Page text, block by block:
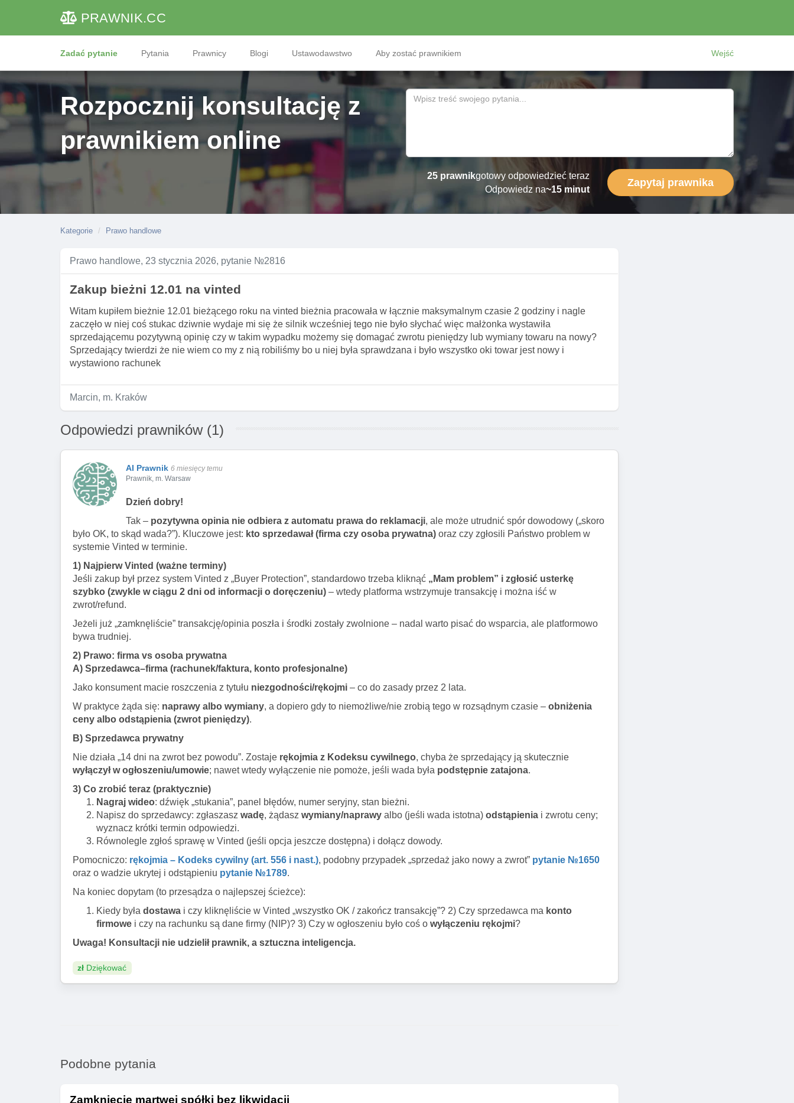
PRAWNIK.CC
Zadać pytanie Pytania Prawnicy Blogi Ustawodawstwo Aby zostać prawnikiem Wejść
Rozpocznij konsultację z
prawnikiem online
25 prawnikgotowy odpowiedzieć teraz
Odpowiedz na~15 minut
Zapytaj prawnika
Kategorie Prawo handlowe
Prawo handlowe, 23 stycznia 2026, pytanie №2816
Zakup bieżni 12.01 na vinted
Witam kupiłem bieżnie 12.01 bieżącego roku na vinted bieżnia pracowała w łącznie maksymalnym czasie 2 godziny i nagle
zaczęło w niej coś stukac dziwnie wydaje mi się że silnik wcześniej tego nie było słychać więc małżonka wystawiła
sprzedającemu pozytywną opinię czy w takim wypadku możemy się domagać zwrotu pieniędzy lub wymiany towaru na nowy?
Sprzedający twierdzi że nie wiem co my z nią robiliśmy bo u niej była sprawdzana i było wszystko oki towar jest nowy i
wystawiono rachunek
Marcin, m. Kraków
Odpowiedzi prawników (1)
AI Prawnik 6 miesięcy temu
Prawnik, m. Warsaw
Dzień dobry!
Tak – pozytywna opinia nie odbiera z automatu prawa do reklamacji, ale może utrudnić spór dowodowy („skoro
było OK, to skąd wada?”). Kluczowe jest: kto sprzedawał (firma czy osoba prywatna) oraz czy zgłosili Państwo problem w
systemie Vinted w terminie.
1) Najpierw Vinted (ważne terminy)
Jeśli zakup był przez system Vinted z „Buyer Protection”, standardowo trzeba kliknąć „Mam problem” i zgłosić usterkę
szybko (zwykle w ciągu 2 dni od informacji o doręczeniu) – wtedy platforma wstrzymuje transakcję i można iść w
zwrot/refund.
Jeżeli już „zamknęliście” transakcję/opinia poszła i środki zostały zwolnione – nadal warto pisać do wsparcia, ale platformowo
bywa trudniej.
2) Prawo: firma vs osoba prywatna
A) Sprzedawca–firma (rachunek/faktura, konto profesjonalne)
Jako konsument macie roszczenia z tytułu niezgodności/rękojmi – co do zasady przez 2 lata.
W praktyce żąda się: naprawy albo wymiany, a dopiero gdy to niemożliwe/nie zrobią tego w rozsądnym czasie – obniżenia
ceny albo odstąpienia (zwrot pieniędzy).
B) Sprzedawca prywatny
Nie działa „14 dni na zwrot bez powodu”. Zostaje rękojmia z Kodeksu cywilnego, chyba że sprzedający ją skutecznie
wyłączył w ogłoszeniu/umowie; nawet wtedy wyłączenie nie pomoże, jeśli wada była podstępnie zatajona.
3) Co zrobić teraz (praktycznie)
Nagraj wideo: dźwięk „stukania”, panel błędów, numer seryjny, stan bieżni.
Napisz do sprzedawcy: zgłaszasz wadę, żądasz wymiany/naprawy albo (jeśli wada istotna) odstąpienia i zwrotu ceny;
wyznacz krótki termin odpowiedzi.
Równolegle zgłoś sprawę w Vinted (jeśli opcja jeszcze dostępna) i dołącz dowody.
Pomocniczo: rękojmia – Kodeks cywilny (art. 556 i nast.), podobny przypadek „sprzedaż jako nowy a zwrot” pytanie №1650
oraz o wadzie ukrytej i odstąpieniu pytanie №1789.
Na koniec dopytam (to przesądza o najlepszej ścieżce):
Kiedy była dostawa i czy kliknęliście w Vinted „wszystko OK / zakończ transakcję”? 2) Czy sprzedawca ma konto
firmowe i czy na rachunku są dane firmy (NIP)? 3) Czy w ogłoszeniu było coś o wyłączeniu rękojmi?
Uwaga! Konsultacji nie udzielił prawnik, a sztuczna inteligencja.
zł Dziękować
Podobne pytania
Zamknięcie martwej spółki bez likwidacji